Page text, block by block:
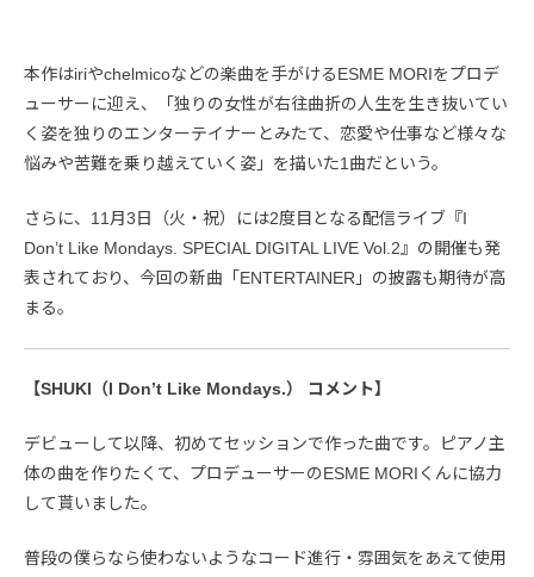
本作はiriやchelmicoなどの楽曲を手がけるESME MORIをプロデ
ューサーに迎え、「独りの女性が右往曲折の人生を生き抜いてい
く姿を独りのエンターテイナーとみたて、恋愛や仕事など様々な
悩みや苦難を乗り越えていく姿」を描いた1曲だという。
さらに、11月3日（火・祝）には2度目となる配信ライブ『I
Don’t Like Mondays. SPECIAL DIGITAL LIVE Vol.2』の開催も発
表されており、今回の新曲「ENTERTAINER」の披露も期待が高
まる。
【SHUKI（I Don’t Like Mondays.） コメント】
デビューして以降、初めてセッションで作った曲です。ピアノ主
体の曲を作りたくて、プロデューサーのESME MORIくんに協力
して貰いました。
普段の僕らなら使わないようなコード進行・雰囲気をあえて使用